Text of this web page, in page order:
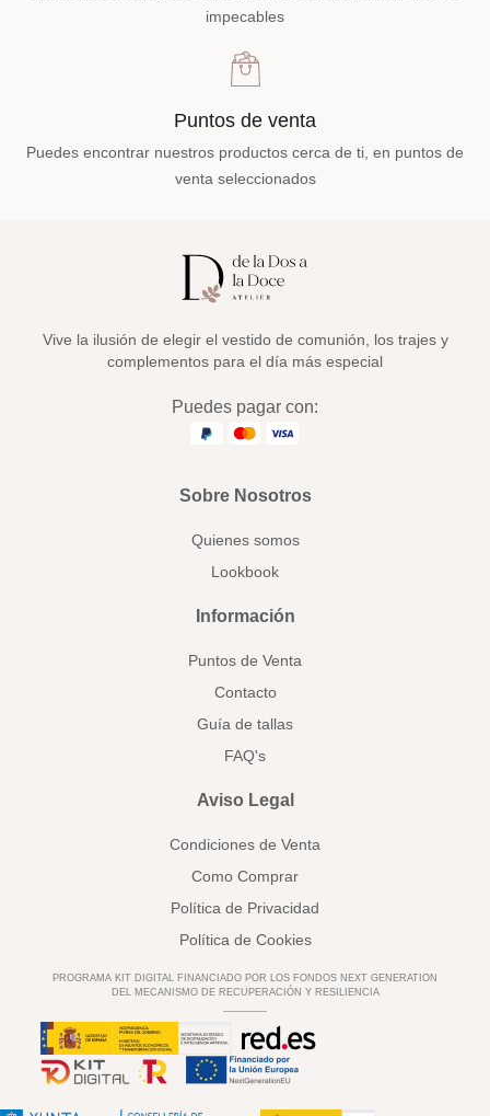
impecables
Puntos de venta
Puedes encontrar nuestros productos cerca de ti, en puntos de
venta seleccionados
Vive la ilusión de elegir el vestido de comunión, los trajes y
complementos para el día más especial
Puedes pagar con:
Sobre Nosotros
Quienes somos
Lookbook
Información
Puntos de Venta
Contacto
Guía de tallas
FAQ's
Aviso Legal
Condiciones de Venta
Como Comprar
Política de Privacidad
Política de Cookies
PROGRAMA KIT DIGITAL FINANCIADO POR LOS FONDOS NEXT GENERATION
DEL MECANISMO DE RECUPERACIÓN Y RESILIENCIA